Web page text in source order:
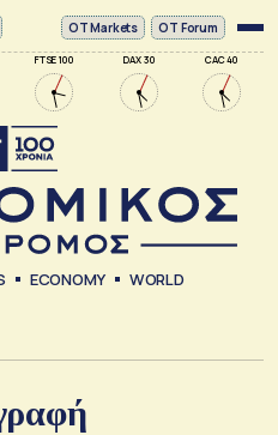
FTSE 100 DAX 30 CAC 40
ΟΤ Markets OT Forum
ECONOMY WORLD